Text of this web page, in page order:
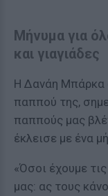
Μήνυμα για
και γιαγιάδες
Η Δανάη Μπάρκα
παππού της,
παππούς μας
έκλεισε με ένα
«Όσοι έχουμε
μας: ας τους